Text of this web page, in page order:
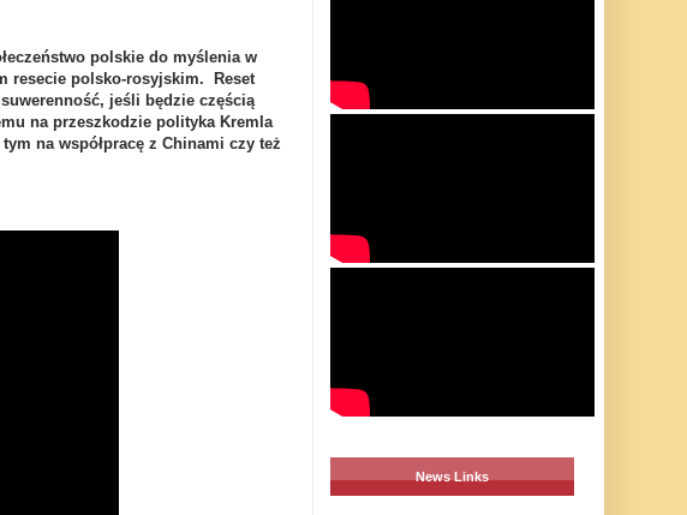
polskie do myślenia w
resecie polsko-rosyjskim. Reset
jeśli będzie częścią
na przeszkodzie polityka Kremla
na współpracę z Chinami czy też
News Links